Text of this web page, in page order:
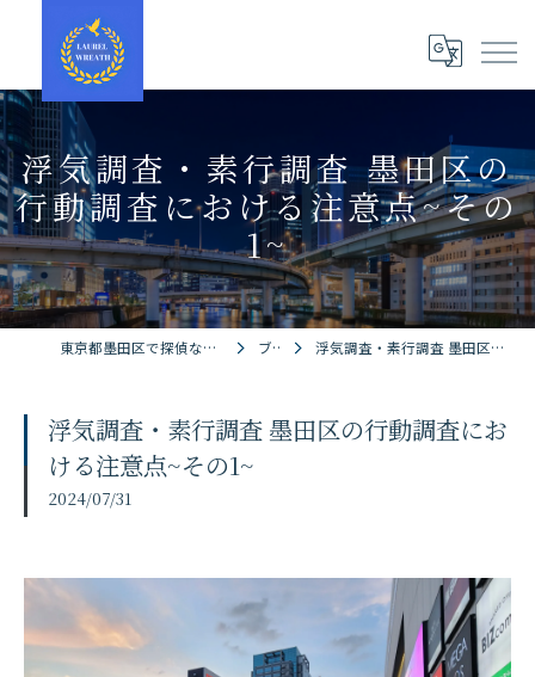
浮気調査・素行調査 墨田区の
行動調査における注意点~その
1~
東京都墨田区で探偵ならローレルリース探偵事務所 ブログ 浮気調査・素行調査 墨田区の行動調査における注意点~その1~
浮気調査・素行調査 墨田区の行動調査にお
ける注意点~その1~
2024/07/31